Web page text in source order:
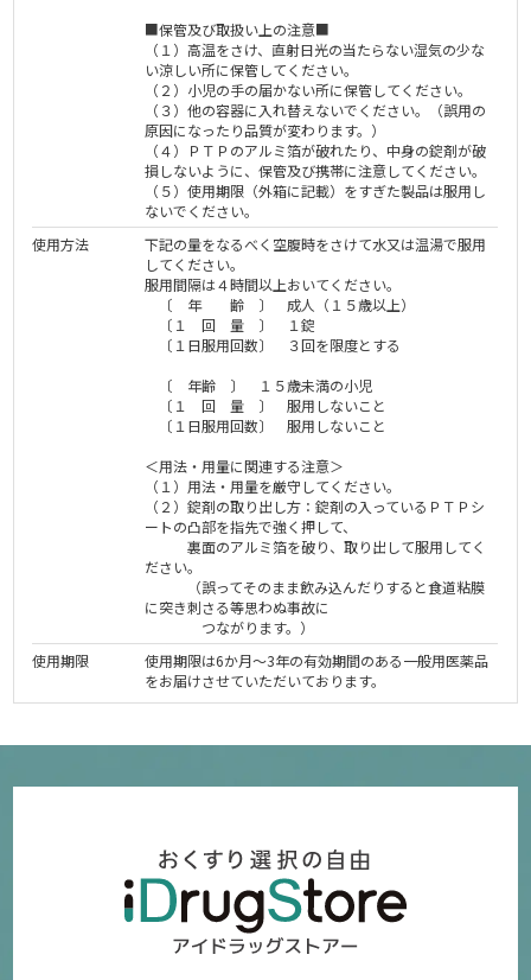
■保管及び取扱い上の注意■
（１）高温をさけ、直射日光の当たらない湿気の少な
い涼しい所に保管してください。
（２）小児の手の届かない所に保管してください。
（３）他の容器に入れ替えないでください。（誤用の
原因になったり品質が変わります。）
（４）ＰＴＰのアルミ箔が破れたり、中身の錠剤が破
損しないように、保管及び携帯に注意してください。
（５）使用期限（外箱に記載）をすぎた製品は服用し
ないでください。
使用方法
下記の量をなるべく空腹時をさけて水又は温湯で服用
してください。
服用間隔は４時間以上おいてください。
〔 年 齢 〕 成人（１５歳以上）
〔１ 回 量 〕 １錠
〔１日服用回数〕 ３回を限度とする
〔 年齢 〕 １５歳未満の小児
〔１ 回 量 〕 服用しないこと
〔１日服用回数〕 服用しないこと
＜用法・用量に関連する注意＞
（１）用法・用量を厳守してください。
（２）錠剤の取り出し方：錠剤の入っているＰＴＰシ
ートの凸部を指先で強く押して、
裏面のアルミ箔を破り、取り出して服用してく
ださい。
（誤ってそのまま飲み込んだりすると食道粘膜
に突き刺さる等思わぬ事故に
つながります。）
使用期限
使用期限は6か月～3年の有効期間のある一般用医薬品
をお届けさせていただいております。